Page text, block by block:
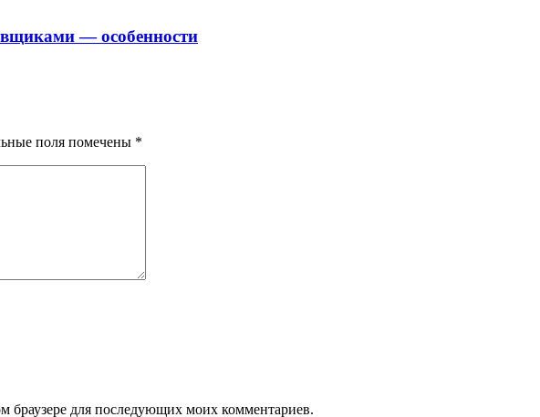
— особенности
поля помечены *
браузере для последующих моих комментариев.